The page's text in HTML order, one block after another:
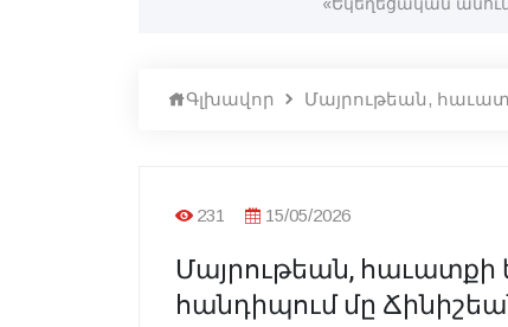
Գլխավոր Մայրութեան,
231 15/05/2026
Մայրութեան, հաւատքի
հանդիպում մը